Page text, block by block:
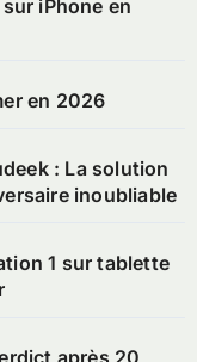
iPhone en
en 2026
: La solution
inoubliable
1 sur tablette